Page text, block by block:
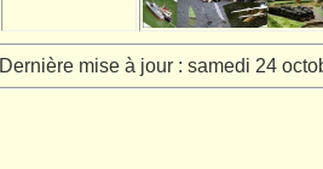
Dernière mise à jour : samedi 24